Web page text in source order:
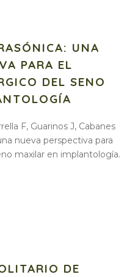
UNA
PARA EL
DEL SENO
F, Guarinos J, Cabanes
nueva perspectiva para
maxilar en implantología.
DE